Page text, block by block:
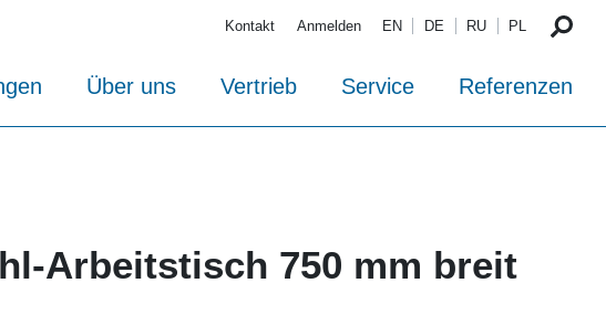
Kontakt Anmelden EN DE RU PL
Über uns Vertrieb Service Referenzen
Arbeitstisch 750 mm breit